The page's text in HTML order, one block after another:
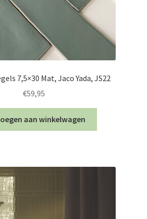
7,5×30 Mat, Jaco Yada, JS22
€59,95
aan winkelwagen